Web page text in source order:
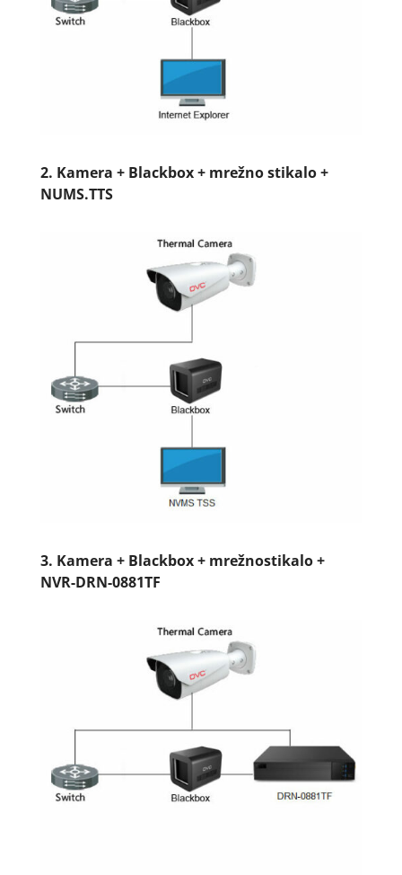
2. Kamera + Blackbox + mrežno stikalo +
NUMS.TTS
3. Kamera + Blackbox + mrežnostikalo +
NVR-DRN-0881TF